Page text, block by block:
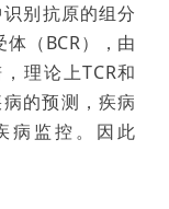
别抗原的组分
（BCR），由
理论上TCR和
的预测，疾病
病监控。因此